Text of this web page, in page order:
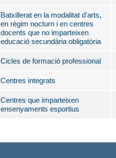
Batxillerat en la modalitat d'arts,
en règim nocturn i en centres
docents que no imparteixen
educació secundària obligatòria
Cicles de formació professional
Centres integrats
Centres que imparteixen
ensenyaments esportius